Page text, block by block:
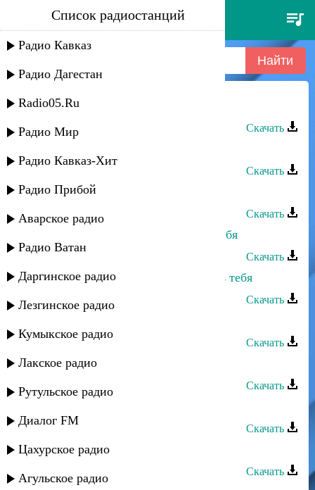
габибат буттаева - пожелания
Список радиостанций
Радио Кавказ
Радио Дагестан
Radio05.Ru
Радио Мир
Радио Кавказ-Хит
Радио Прибой
Аварское радио
Радио Ватан
Даргинское радио
Лезгинское радио
Кумыкское радио
Лакское радио
Рутульское радио
Диалог FM
Цахурское радио
Агульское радио
Габибат Буттаева - Пожелания
Скачать
Скачать
Габибат Буттаева - Track 07
Скачать
Габибат Буттаева - Проживу без тебя
Скачать
Габибат Буттаева - Нет счастья без тебя
Скачать
Скачать
Габибат Буттаева - Сынок
Скачать
Скачать
Габибат Буттаева - Ты нужен мне
Скачать